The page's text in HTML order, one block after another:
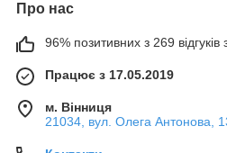
Про нас
96% позитивних з 269 відгуків
Працює з 17.05.2019
м. Вінниця
21034, вул. Олега Антонова,